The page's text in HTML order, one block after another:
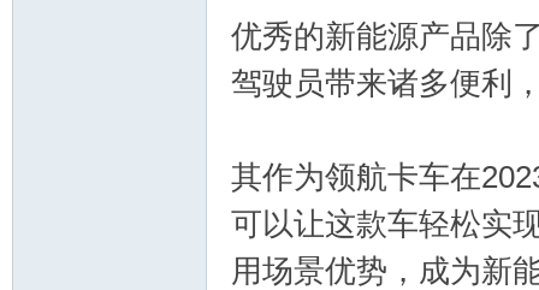
优秀的新能源产品除
驾驶员带来诸多便利
其作为领航卡车在
可以让这款车轻松实
用场景优势，成为新